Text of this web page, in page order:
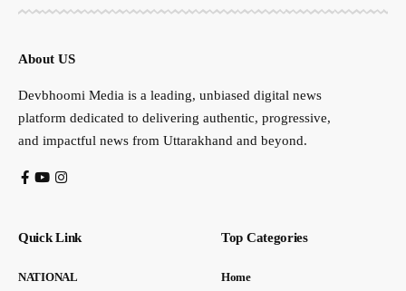
About US
Devbhoomi Media is a leading, unbiased digital news
platform dedicated to delivering authentic, progressive,
and impactful news from Uttarakhand and beyond.
Quick Link
NATIONAL
Top Categories
Home